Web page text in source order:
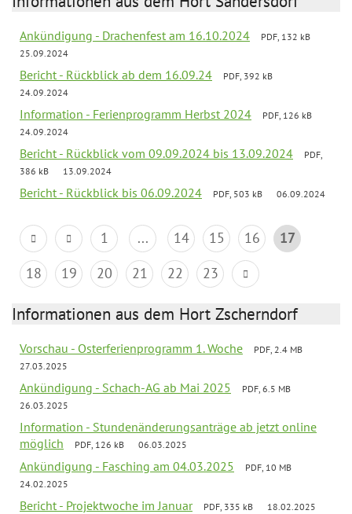
Ankündigung - Drachenfest am 16.10.2024
PDF, 132 kB
25.09.2024
Bericht - Rückblick ab dem 16.09.24
PDF, 392 kB
24.09.2024
Information - Ferienprogramm Herbst 2024
PDF, 126 kB
24.09.2024
Bericht - Rückblick vom 09.09.2024 bis 13.09.2024
PDF,
386 kB
13.09.2024
Bericht - Rückblick bis 06.09.2024 PDF, 503 kB 06.09.2024
1 ... 14 15 16
17
18
19 20 21 22 23
Informationen aus dem Hort Zscherndorf
Vorschau - Osterferienprogramm 1. Woche
PDF, 2.4 MB
27.03.2025
Ankündigung - Schach-AG ab Mai 2025
PDF, 6.5 MB
26.03.2025
Information - Stundenänderungsanträge ab jetzt online
möglich
PDF, 126 kB 06.03.2025
Ankündigung - Fasching am 04.03.2025
PDF, 10 MB
24.02.2025
Bericht - Projektwoche im Januar PDF, 335 kB 18.02.2025